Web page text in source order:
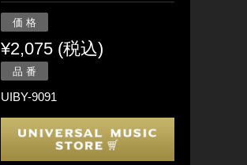
価 格
¥2,075 (税込)
品 番
UIBY-9091